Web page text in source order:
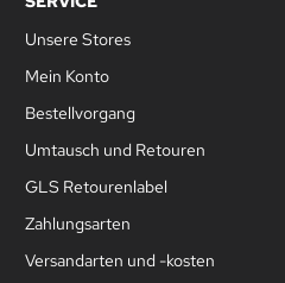
Unsere Stores
Mein Konto
Bestellvorgang
Umtausch und Retouren
GLS Retourenlabel
Zahlungsarten
Versandarten und -kosten